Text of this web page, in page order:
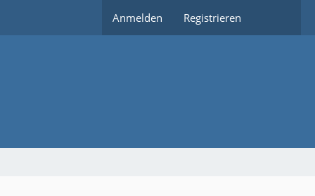
Anmelden Registrieren